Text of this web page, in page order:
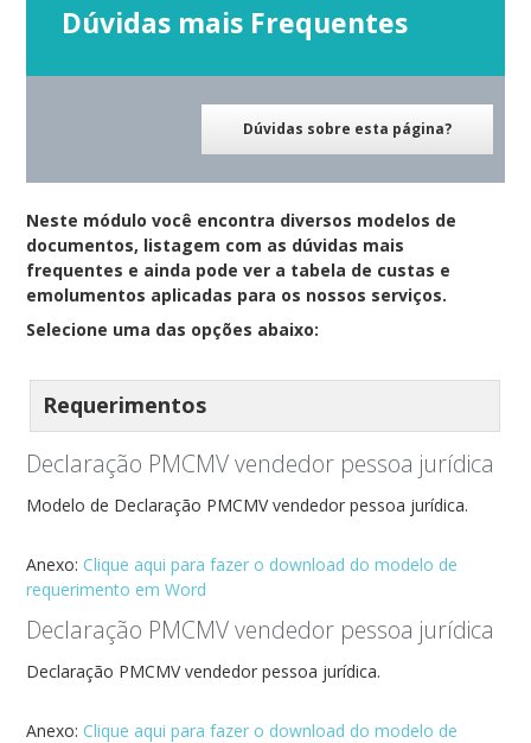
Dúvidas mais Frequentes
Dúvidas sobre esta página?
Neste módulo você encontra diversos modelos de
documentos, listagem com as dúvidas mais
frequentes e ainda pode ver a tabela de custas e
emolumentos aplicadas para os nossos serviços.
Selecione uma das opções abaixo:
Requerimentos
Declaração PMCMV vendedor pessoa jurídica
Modelo de Declaração PMCMV vendedor pessoa jurídica.
Anexo: Clique aqui para fazer o download do modelo de
requerimento em Word
Declaração PMCMV vendedor pessoa jurídica
Declaração PMCMV vendedor pessoa jurídica.
Anexo: Clique aqui para fazer o download do modelo de